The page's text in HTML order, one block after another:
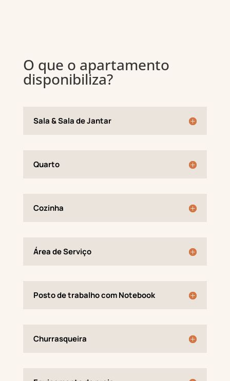
O que o apartamento
disponibiliza?
Sala & Sala de Jantar
Quarto
Cozinha
Área de Serviço
Posto de trabalho com Notebook
Churrasqueira